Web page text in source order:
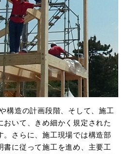
構造の計画段階、そして、施工
おいて、きめ細かく規定された
。さらに、施工現場では構造部
書に従って施工を進め、主要工